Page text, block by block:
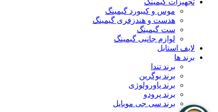
تجهیزات گیمینگ
موس و کیبورد گیمینگ
هدست و هندزفری گیمینگ
ست گیمینگ
لوازم جانبی گیمینگ
لایف استایل
برند ها
برند تندا
برند یوگرین
برند پاورولوژی
برند پرودو
برند سی جی موبایل